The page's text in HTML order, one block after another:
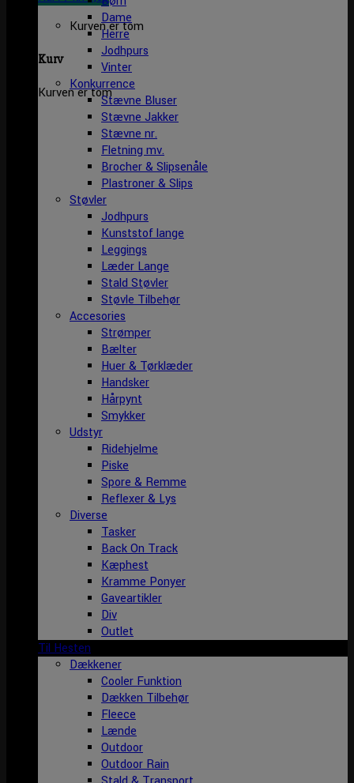
Kurven er tom
Kurv
Kurven er tom
Dame
Herre
Jodhpurs
Vinter
Konkurrence
Stævne Bluser
Stævne Jakker
Stævne nr.
Fletning mv.
Brocher & Slipsenåle
Plastroner & Slips
Støvler
Jodhpurs
Kunststof lange
Leggings
Læder Lange
Stald Støvler
Støvle Tilbehør
Accesories
Strømper
Bælter
Huer & Tørklæder
Handsker
Hårpynt
Smykker
Udstyr
Ridehjelme
Piske
Spore & Remme
Reflexer & Lys
Diverse
Tasker
Back On Track
Kæphest
Kramme Ponyer
Gaveartikler
Div
Outlet
Til Hesten
Dækkener
Cooler Funktion
Dækken Tilbehør
Fleece
Lænde
Outdoor
Outdoor Rain